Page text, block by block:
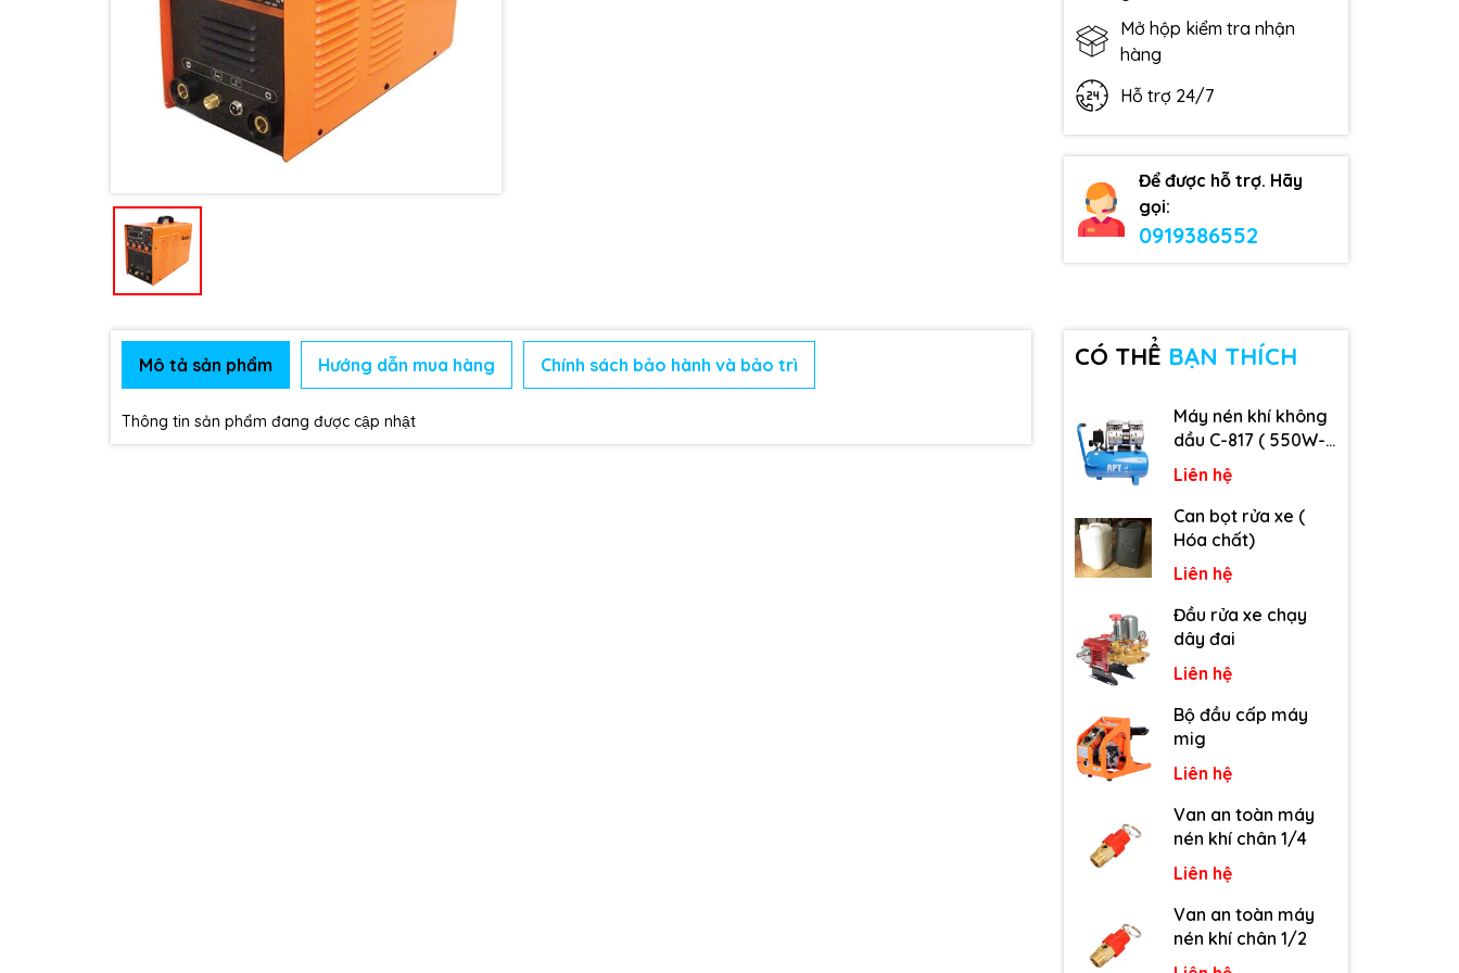
Mở hộp kiểm tra nhận
hàng
Hỗ trợ 24/7
Để được hỗ trợ. Hãy
gọi:
0919386552
Mô tả sản phẩm Hướng dẫn mua hàng Chính sách bảo hành và bảo trì
Thông tin sản phẩm đang được cập nhật
CÓ THỂ BẠN THÍCH
Máy nén khí không
dầu C-817 ( 550W-
9L )
Liên hệ
Can bọt rửa xe (
Hóa chất)
Liên hệ
Đầu rửa xe chạy
dây đai
Liên hệ
Bộ đầu cấp máy
mig
Liên hệ
Van an toàn máy
nén khí chân 1/4
Liên hệ
Van an toàn máy
nén khí chân 1/2